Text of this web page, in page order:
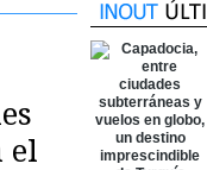
el